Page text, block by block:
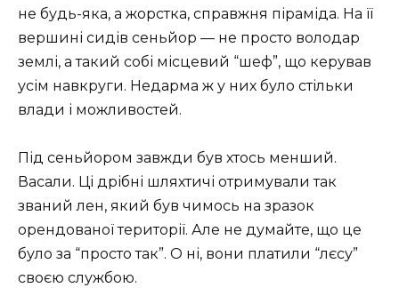
не будь-яка, а жорстка, справжня піраміда. На її
вершині сидів сеньйор — не просто володар
землі, а такий собі місцевий “шеф”, що керував
усім навкруги. Недарма ж у них було стільки
влади і можливостей.
Під сеньйором завжди був хтось менший.
Васали. Ці дрібні шляхтичі отримували так
званий лен, який був чимось на зразок
орендованої території. Але не думайте, що це
було за “просто так”. О ні, вони платили “лєсу”
своєю службою.